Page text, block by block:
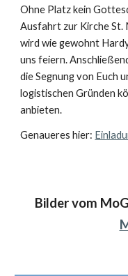
Ohne Platz kein
Ausfahrt zur Kirche
wird wie gewohnt
uns feiern.
die Segnung von Euch
logistischen Gründen
anbieten.
Genaueres hier:
Bilder vom